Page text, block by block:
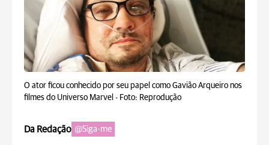
O ator ficou conhecido por seu papel como Gavião Arqueiro nos
filmes do Universo Marvel - Foto: Reprodução
Da Redação @Siga-me